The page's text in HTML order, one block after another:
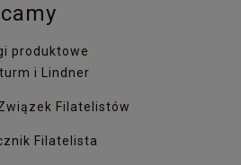
produktowe
i Lindner
Filatelistów
Filatelista